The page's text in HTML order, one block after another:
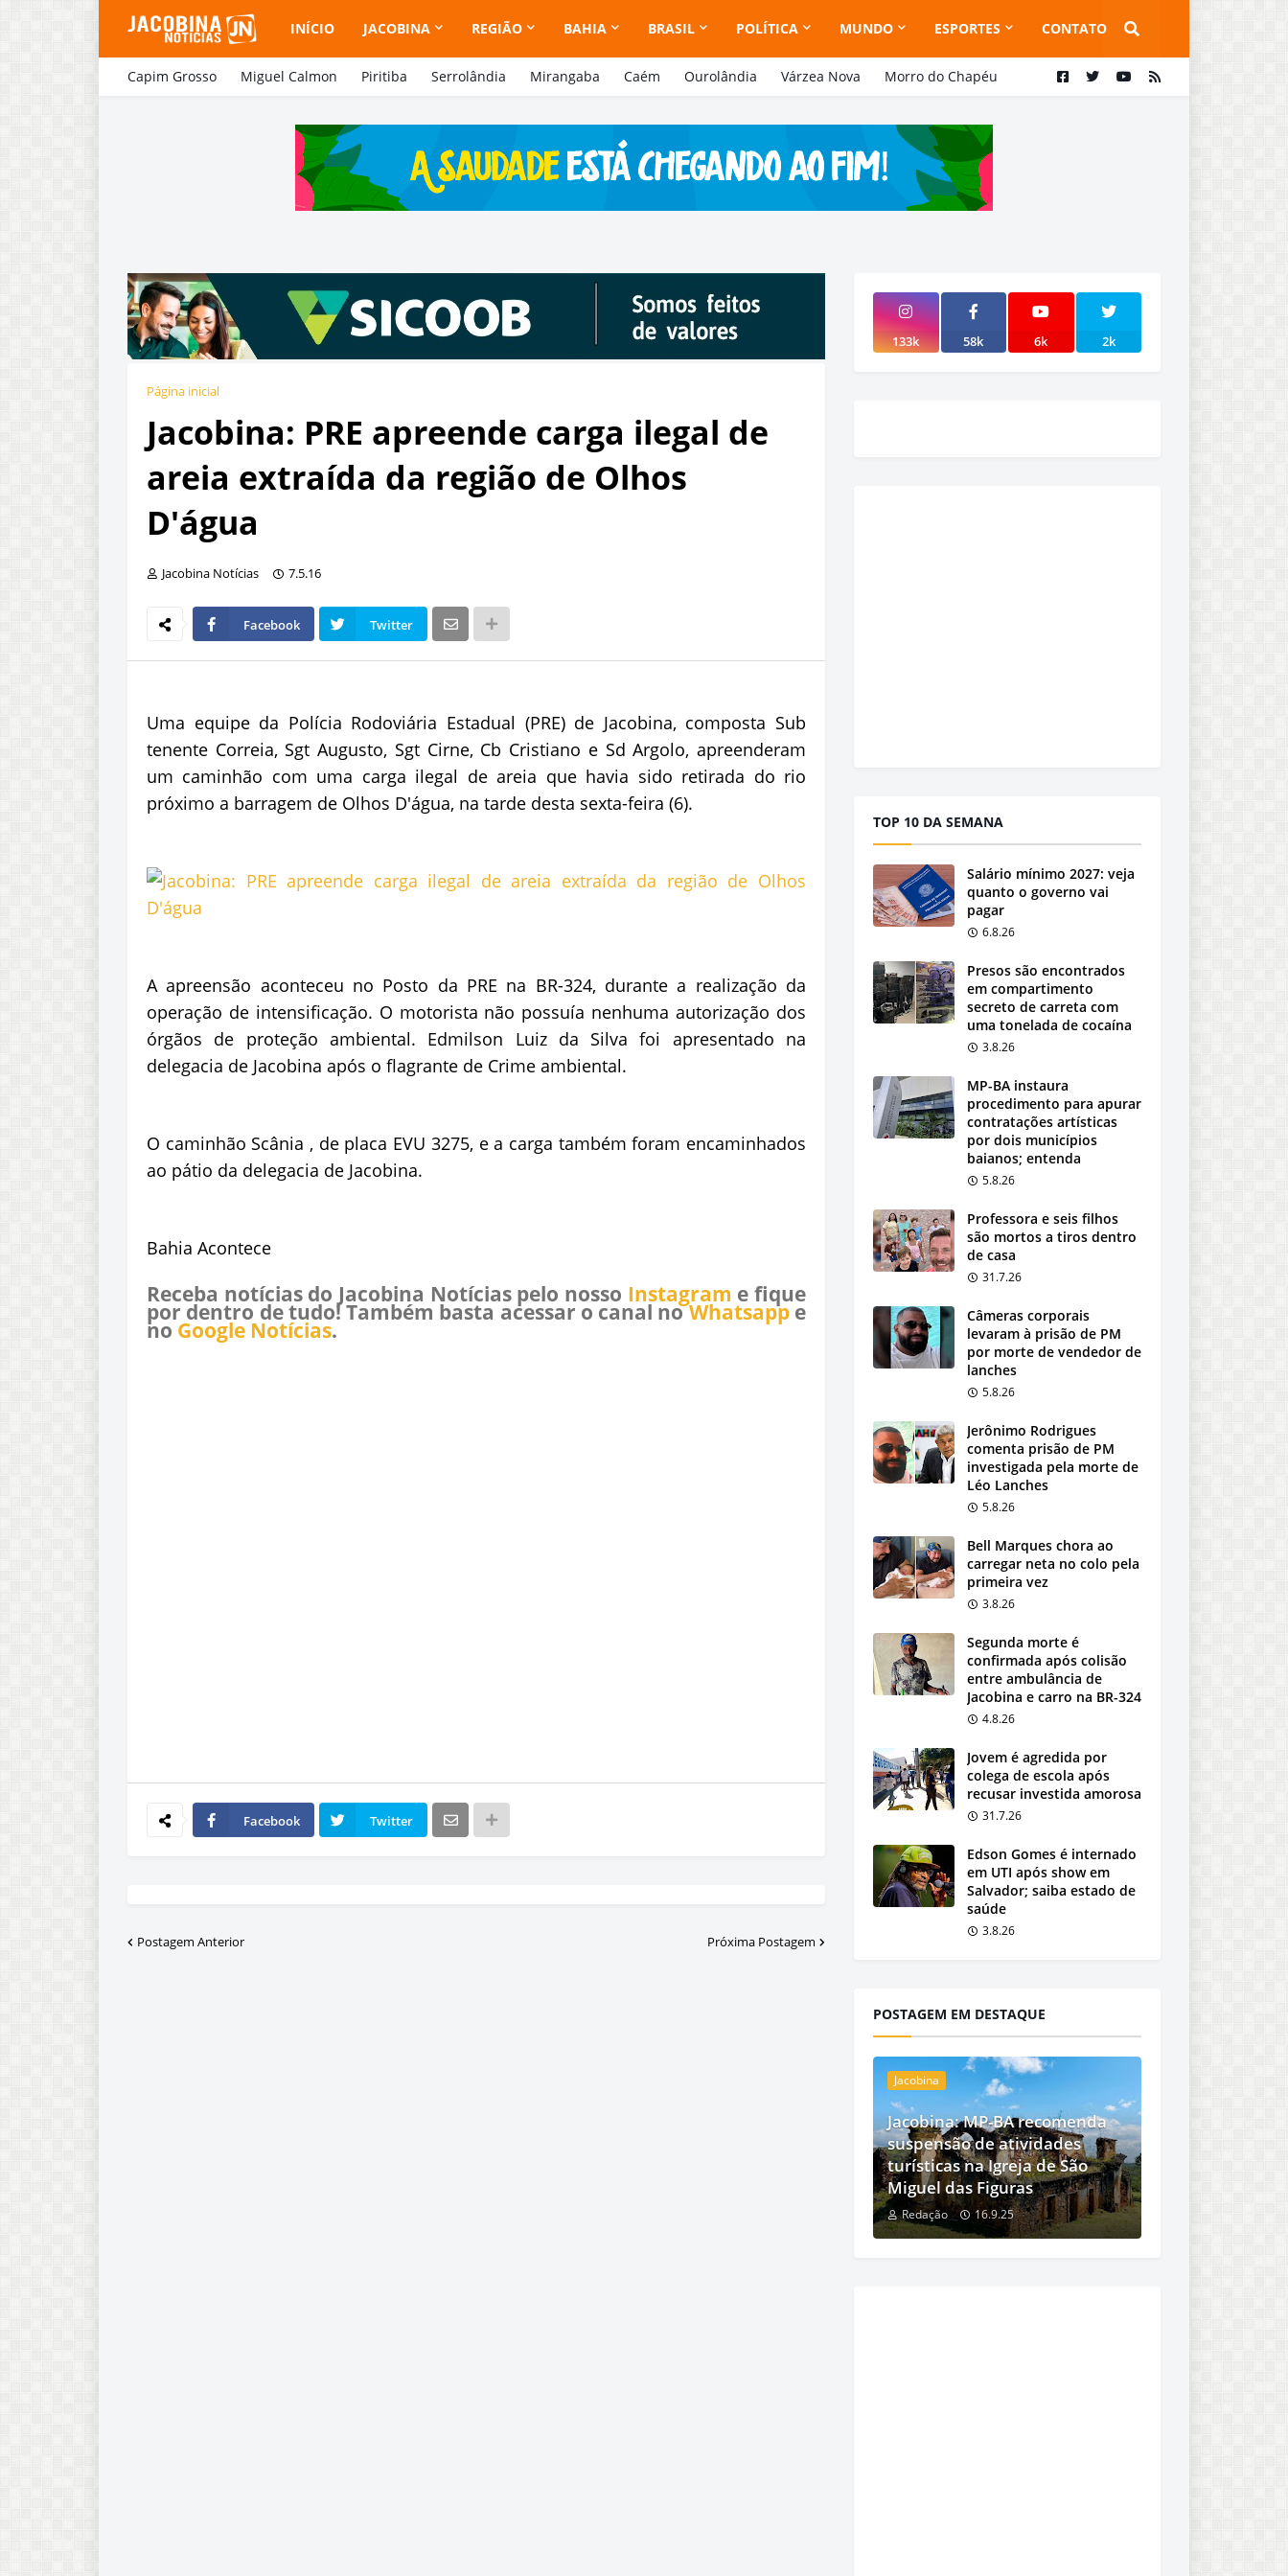
INÍCIO JACOBINA REGIÃO BAHIA BRASIL POLÍTICA MUNDO ESPORTES CONTATO
Capim Grosso Miguel Calmon Piritiba Serrolândia Mirangaba Caém Ourolândia Várzea Nova Morro do Chapéu
Página inicial
Jacobina: PRE apreende carga ilegal de
areia extraída da região de Olhos
D'água
Jacobina Notícias 7.5.16
Facebook Twitter
Uma equipe da Polícia Rodoviária Estadual (PRE) de Jacobina, composta Sub
tenente Correia, Sgt Augusto, Sgt Cirne, Cb Cristiano e Sd Argolo, apreenderam
um caminhão com uma carga ilegal de areia que havia sido retirada do rio
próximo a barragem de Olhos D'água, na tarde desta sexta-feira (6).
A apreensão aconteceu no Posto da PRE na BR-324, durante a realização da
operação de intensificação. O motorista não possuía nenhuma autorização dos
órgãos de proteção ambiental. Edmilson Luiz da Silva foi apresentado na
delegacia de Jacobina após o flagrante de Crime ambiental.
O caminhão Scânia , de placa EVU 3275, e a carga também foram encaminhados
ao pátio da delegacia de Jacobina.
Bahia Acontece
Receba notícias do Jacobina Notícias pelo nosso Instagram e fique
por dentro de tudo! Também basta acessar o canal noWhatsappe
no Google Notícias.
Facebook Twitter
Postagem Anterior Próxima Postagem
133k 58k 6k 2k
TOP 10 DA SEMANA
Salário mínimo 2027: veja
quanto o governo vai
pagar
6.8.26
Presos são encontrados
em compartimento
secreto de carreta com
uma tonelada de cocaína
3.8.26
MP-BA instaura
procedimento para apurar
contratações artísticas
por dois municípios
baianos; entenda
5.8.26
Professora e seis filhos
são mortos a tiros dentro
de casa
31.7.26
Câmeras corporais
levaram à prisão de PM
por morte de vendedor de
lanches
5.8.26
Jerônimo Rodrigues
comenta prisão de PM
investigada pela morte de
Léo Lanches
5.8.26
Bell Marques chora ao
carregar neta no colo pela
primeira vez
3.8.26
Segunda morte é
confirmada após colisão
entre ambulância de
Jacobina e carro na BR-324
4.8.26
Jovem é agredida por
colega de escola após
recusar investida amorosa
31.7.26
Edson Gomes é internado
em UTI após show em
Salvador; saiba estado de
saúde
3.8.26
POSTAGEM EM DESTAQUE
Jacobina
Jacobina: MP-BA recomenda
suspensão de atividades
turísticas na Igreja de São
Miguel das Figuras
Redação 16.9.25